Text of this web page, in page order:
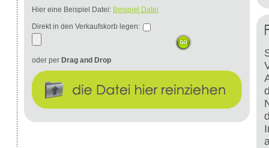
Hier eine Beispiel Datei: Beispiel Datei
Direkt in den Verkaufskorb legen:
oder per Drag and Drop